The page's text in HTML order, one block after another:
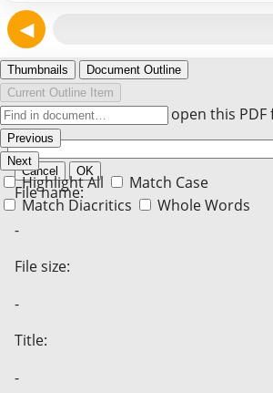
◀
Thumbnails
Document Outline
Current Outline Item
Previous
Next
Highlight All
Match Case
Match Diacritics
Whole Words
Enter the password to open this PDF
Cancel OK
File name:
-
File size:
-
Title:
-